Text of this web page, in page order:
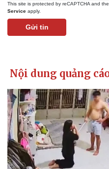
Kinh tế
Bất động sản
Khởi nghiệp
This site is protected by reCAPTCHA and
Service apply.
Gửi tin